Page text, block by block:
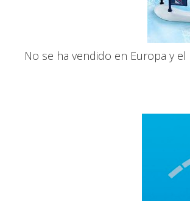
No se ha vendido en Europa y